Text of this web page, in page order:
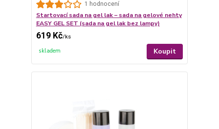
1 hodnocení
Startovací sada na gel lak – sada na gelové nehty
EASY GEL SET (sada na gel lak bez lampy)
619 Kč/ks
skladem Koupit